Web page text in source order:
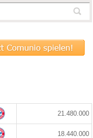
21.480.000
18.440.000